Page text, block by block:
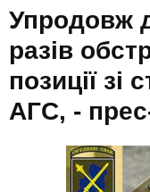
Упродовж
разів
позиції зі
АГС, -